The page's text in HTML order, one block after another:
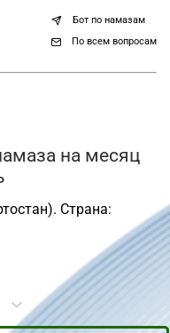
Бот по намазам
По всем вопросам
на месяц
Страна: